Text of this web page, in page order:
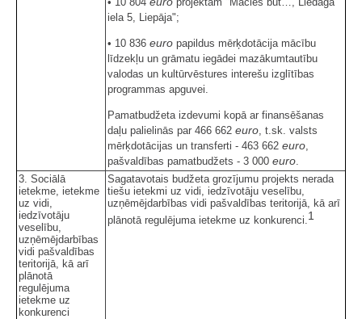
iela 5, Liepāja";
• 10 836 euro papildus mērķdotācija mācību
līdzekļu un grāmatu iegādei mazākumtautību
valodas un kultūrvēstures interešu izglītības
programmas apguvei.
Pamatbudžeta izdevumi kopā ar finansēšanas
daļu palielinās par 466 662 euro , t.sk. valsts
mērķdotācijas un transferti - 463 662 euro
pašvaldības pamatbudžets - 3 000 euro
3. Sociālā
ietekme, ietekme
uz vidi,
iedzīvotāju
veselību,
uzņēmējdarbības
vidi pašvaldības
teritorijā, kā arī
plānotā
regulējuma
ietekme uz
konkurenci
Sagatavotais budžeta grozījumu projekts nerada
tiešu ietekmi uz vidi, iedzīvotāju veselību,
uzņēmējdarbības vidi pašvaldības teritorijā, kā arī
plānotā regulējuma ietekme uz konkurenci.1